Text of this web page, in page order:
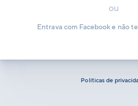
ou
Entrava com Facebook e não
Políticas de